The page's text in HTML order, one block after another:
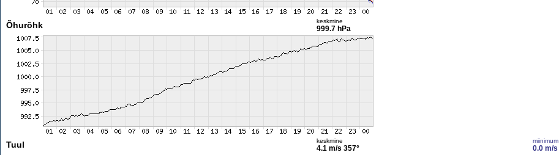
Õhurõhk keskmine
999.7 hPa
Tuul keskmine
4.1 m/s 357°
miinimum
0.0 m/s